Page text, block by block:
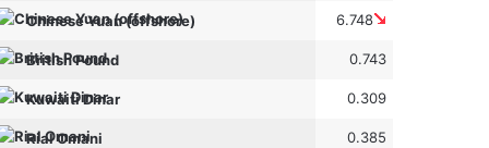
Chinese Yuan (offshore) 6.748
British Pound 0.743
Kuwaiti Dinar 0.309
Rial Omani 0.385